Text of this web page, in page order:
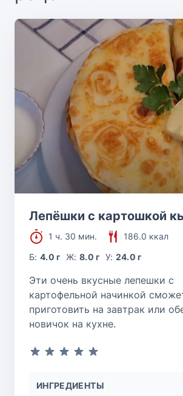
Лепёшки с картошкой
1 ч. 30 мин.
186.0 ккал
Б:4.0 г Ж: 8.0 г У: 24.0 г
Эти очень вкусные лепешки с
картофельной начинкой
приготовить на завтрак или
новичок на кухне.
ИНГРЕДИЕНТЫ